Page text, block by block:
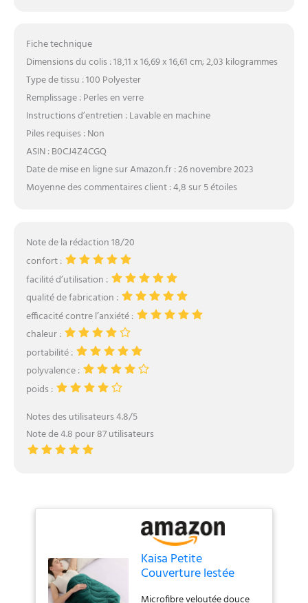
Fiche technique
Dimensions du colis : 18,11 x 16,69 x 16,61 cm; 2,03 kilogrammes
Type de tissu : 100 Polyester
Remplissage : Perles en verre
Instructions d’entretien : Lavable en machine
Piles requises : Non
ASIN : B0CJ4Z4CGQ
Date de mise en ligne sur Amazon.fr : 26 novembre 2023
Moyenne des commentaires client : 4,8 sur 5 étoiles
Note de la rédaction 18/20
confort :
facilité d’utilisation :
qualité de fabrication :
efficacité contre l’anxiété :
chaleur :
portabilité :
polyvalence :
poids :
Notes des utilisateurs 4.8/5
Note de 4.8 pour 87 utilisateurs
Kaisa Petite
Couverture lestée